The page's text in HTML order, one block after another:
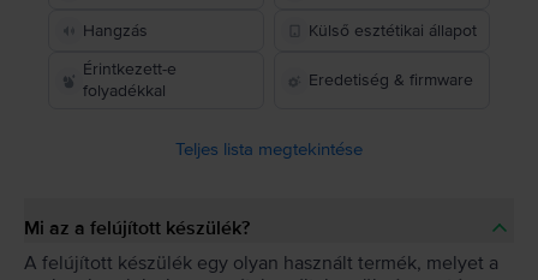
Hangzás
Külső esztétikai állapot
Érintkezett-e
folyadékkal
Eredetiség & firmware
Teljes lista megtekintése
Mi az a felújított készülék?
A felújított készülék egy olyan használt termék, melyet a